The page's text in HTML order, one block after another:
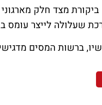
מצד חלק
שעלולה לייצר עומס
ברשות המסים